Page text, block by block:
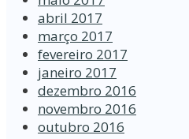
abril 2017
março 2017
fevereiro 2017
janeiro 2017
dezembro 2016
novembro 2016
outubro 2016